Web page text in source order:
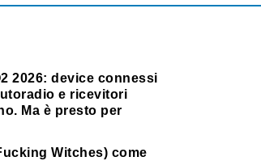
2026: device connessi
e ricevitori
Ma è presto per
Witches) come